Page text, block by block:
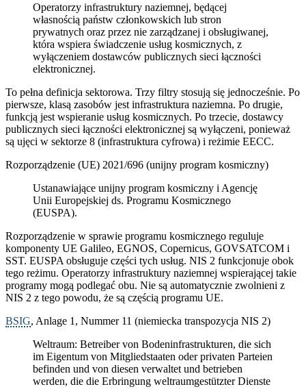
Operatorzy infrastruktury naziemnej, będącej
własnością państw członkowskich lub stron
prywatnych oraz przez nie zarządzanej i obsługiwanej,
która wspiera świadczenie usług kosmicznych, z
wyłączeniem dostawców publicznych sieci łączności
elektronicznej.
To pełna definicja sektorowa. Trzy filtry stosują się jednocześnie. Po
pierwsze, klasą zasobów jest infrastruktura naziemna. Po drugie,
funkcją jest wspieranie usług kosmicznych. Po trzecie, dostawcy
publicznych sieci łączności elektronicznej są wyłączeni, ponieważ
są ujęci w sektorze 8 (infrastruktura cyfrowa) i reżimie EECC.
Rozporządzenie (UE) 2021/696 (unijny program kosmiczny)
Ustanawiające unijny program kosmiczny i Agencję
Unii Europejskiej ds. Programu Kosmicznego
(EUSPA).
Rozporządzenie w sprawie programu kosmicznego reguluje
komponenty UE Galileo, EGNOS, Copernicus, GOVSATCOM i
SST. EUSPA obsługuje części tych usług. NIS 2 funkcjonuje obok
tego reżimu. Operatorzy infrastruktury naziemnej wspierającej takie
programy mogą podlegać obu. Nie są automatycznie zwolnieni z
NIS 2 z tego powodu, że są częścią programu UE.
BSIG, Anlage 1, Nummer 11 (niemiecka transpozycja NIS 2)
Weltraum: Betreiber von Bodeninfrastrukturen, die sich
im Eigentum von Mitgliedstaaten oder privaten Parteien
befinden und von diesen verwaltet und betrieben
werden, die die Erbringung weltraumgestützter Dienste